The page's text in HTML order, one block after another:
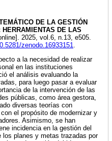
DE LA GESTIÓN
DE LAS
2025, vol.6, n.13, e505.
zenodo.16933151.
a la necesidad de realizar
en las instituciones
el análisis evaluando la
para luego pasar a evaluar
de la intervención de las
públicas, como área gestora,
diversas teorías con
el propósito de modernizar y
Asimismo, se han
incidencia en la gestión del
los planes y metas trazadas por